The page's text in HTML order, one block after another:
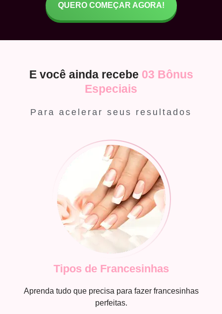
QUERO COMEÇAR AGORA!
E você ainda recebe 03 Bônus
Especiais
Para acelerar seus resultados
Tipos de Francesinhas
Aprenda tudo que precisa para fazer francesinhas
perfeitas.